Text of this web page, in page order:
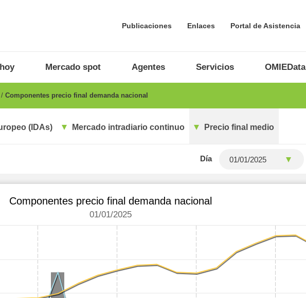
Publicaciones Enlaces Portal de Asistencia
Mercado spot Agentes Servicios OMIEData
Componentes precio final demanda nacional
(IDAs) Mercado intradiario continuo Precio final medio
Día
Componentes precio final demanda nacional
01/01/2025